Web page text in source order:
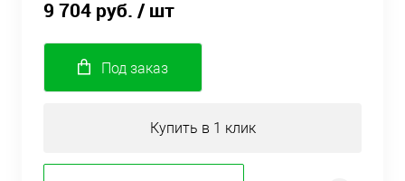
9 704 руб. / шт
Под заказ
Купить в 1 клик